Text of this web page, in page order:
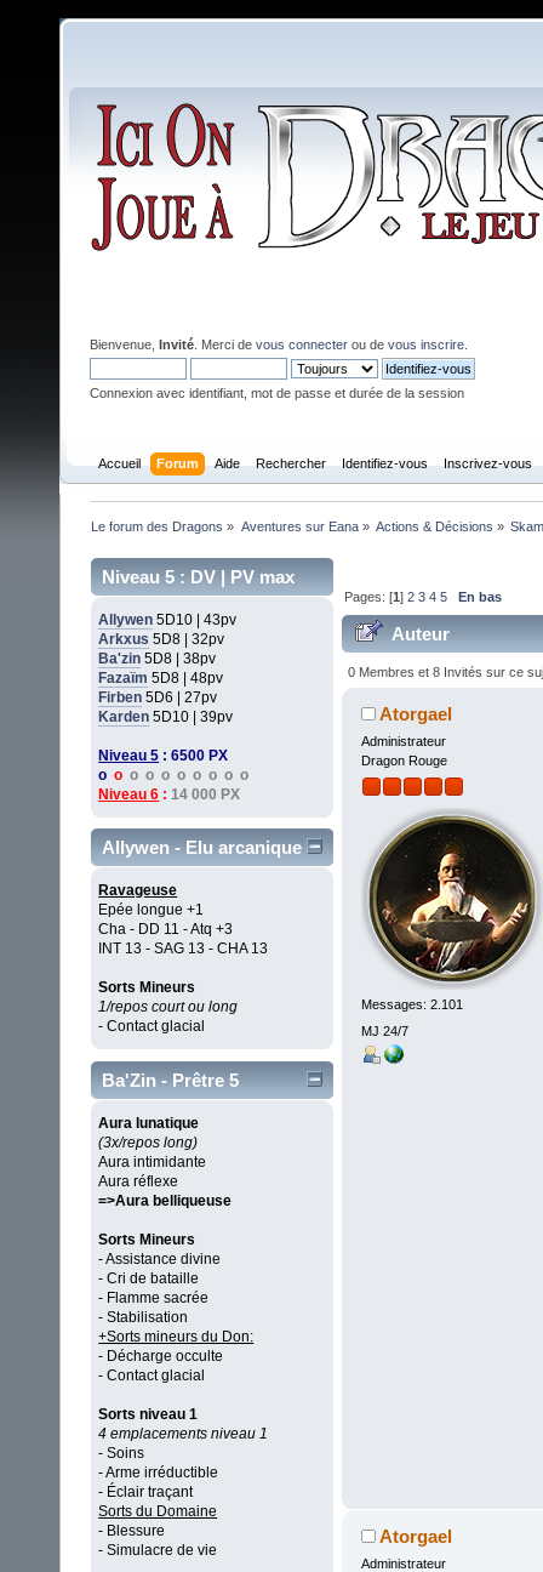
Bienvenue, Invité . Merci de vous connecter ou de vous inscrire
Connexion avec identifiant, mot de passe et durée de la session
Accueil Forum Aide Rechercher Identifiez-vous Inscrivez-vous
Le forum des Dragons » Aventures sur Eana» Actions & Décisions »
Niveau 5 : DV | PV max
Allywen 5D10 | 43pv
Arkxus 5D8 | 32pv
Ba'zin 5D8 | 38pv
Fazaïm 5D8 | 48pv
Firben 5D6 | 27pv
Karden 5D10 | 39pv
Niveau 5 : 6500 PX
oo o o o o o o o o
Niveau 6 : 14 000 PX
Allywen - Elu arcanique
Ravageuse
Epée longue +1
Cha - DD 11 - Atq +3
INT 13 - SAG 13 - CHA 13
Sorts Mineurs
1/repos court ou long
- Contact glacial
Ba'Zin - Prêtre 5
Aura lunatique
(3x/repos long)
Aura intimidante
Aura réflexe
=>Aura belliqueuse
Sorts Mineurs
- Assistance divine
- Cri de bataille
- Flamme sacrée
- Stabilisation
+Sorts mineurs du Don:
- Décharge occulte
- Contact glacial
Sorts niveau 1
4 emplacements niveau 1
- Soins
- Arme irréductible
- Éclair traçant
Sorts du Domaine
- Blessure
- Simulacre de vie
Pages: [1]2 3 4 5 En bas
Auteur
0 Membres et 8 Invités sur ce
Atorgael
Administrateur
Dragon Rouge
Messages: 2.101
MJ 24/7
Atorgael
Administrateur